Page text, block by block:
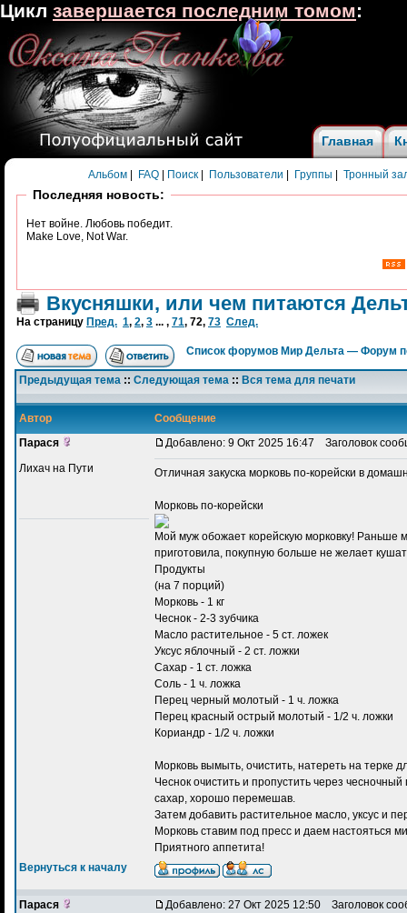
Главная
Альбом FAQ Поиск Пользователи Группы Тронный
Последняя новость:
Нет войне. Любовь победит.
Make Love, Not War.
Вкусняшки, или чем питаются
На страницу Пред. 1, 2, 3 ... , 71, 72, 73 След.
Список форумов Мир Дельта — Форум
Предыдущая тема :: Следующая тема :: Вся тема для печати
Автор
Сообщение
Парася
Лихач на Пути
Добавлено: 9 Окт 2025 16:47 Заголовок
Отличная закуска морковь по-корейски в
Морковь по-корейски
Мой муж обожает корейскую морковку! Раньше
приготовила, покупную больше не желает
Продукты
(на 7 порций)
Морковь - 1 кг
Чеснок - 2-3 зубчика
Масло растительное - 5 ст. ложек
Уксус яблочный - 2 ст. ложки
Сахар - 1 ст. ложка
Соль - 1 ч. ложка
Перец черный молотый - 1 ч. ложка
Перец красный острый молотый - 1/2 ч. ложки
Кориандр - 1/2 ч. ложки
Морковь вымыть, очистить, натереть на терке
Чеснок очистить и пропустить через
сахар, хорошо перемешав.
Затем добавить растительное масло, уксус и
Морковь ставим под пресс и даем настояться
Приятного аппетита!
Вернуться к началу
Парася
Добавлено: 27 Окт 2025 12:50 Заголовок
Цикл завершается последним томом: